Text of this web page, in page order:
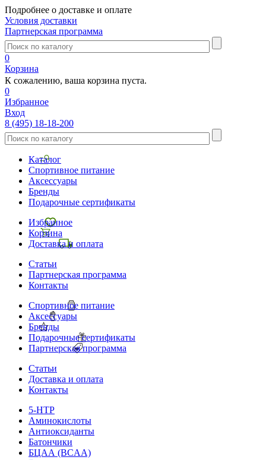
Подробнее о доставке и оплате
Условия доставки
Партнерская программа
0
Корзина
К сожалению, ваша корзина пуста.
0
Избранное
Вход
8 (495) 18-18-200
Каталог
Спортивное питание
Аксессуары
Бренды
Подарочные сертификаты
Избранное
Корзина
Доставка и оплата
Статьи
Партнерская программа
Контакты
Спортивное питание
Аксессуары
Бренды
Подарочные сертификаты
Партнерская программа
Статьи
Доставка и оплата
Контакты
5-HTP
Аминокислоты
Антиоксиданты
Батончики
БЦАА (BCAA)